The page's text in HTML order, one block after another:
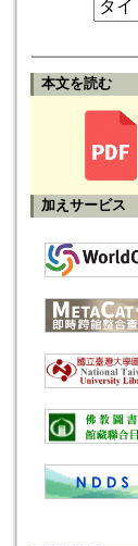
本文を読む
加えサービス